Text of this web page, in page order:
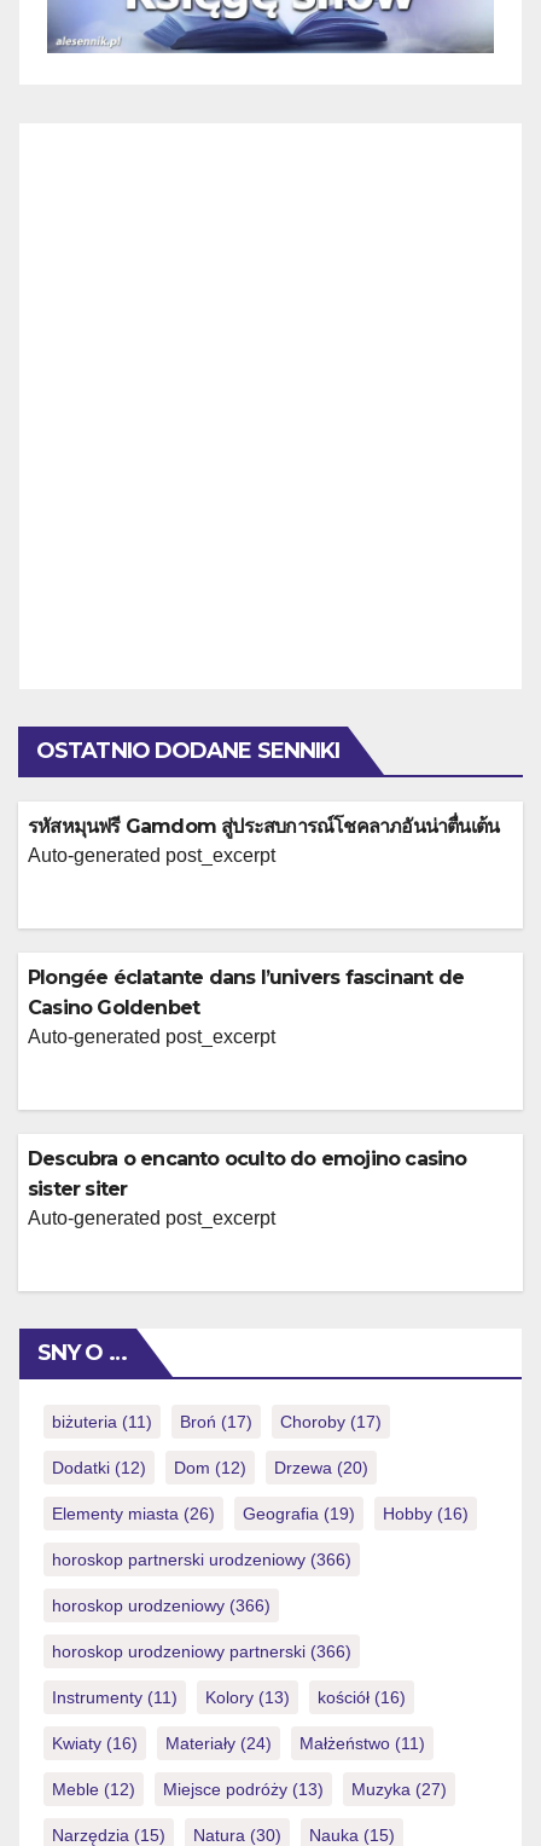
OSTATNIO DODANE SENNIKI
รหัสหมุนฟรี Gamdom สู่ประสบการณ์โชคลาภอันน่าตื่นเต้น
Auto-generated post_excerpt
Plongée éclatante dans l’univers fascinant de
Casino Goldenbet
Auto-generated post_excerpt
Descubra o encanto oculto do emojino casino
sister siter
Auto-generated post_excerpt
SNY O …
biżuteria (11) Broń (17) Choroby (17)
Dodatki (12) Dom (12) Drzewa (20)
Elementy miasta (26) Geografia (19) Hobby (16)
horoskop partnerski urodzeniowy (366)
horoskop urodzeniowy (366)
horoskop urodzeniowy partnerski (366)
Instrumenty (11) Kolory (13) kościół (16)
Kwiaty (16) Materiały (24) Małżeństwo (11)
Meble (12) Miejsce podróży (13) Muzyka (27)
Narzędzia (15) Natura (30) Nauka (15)